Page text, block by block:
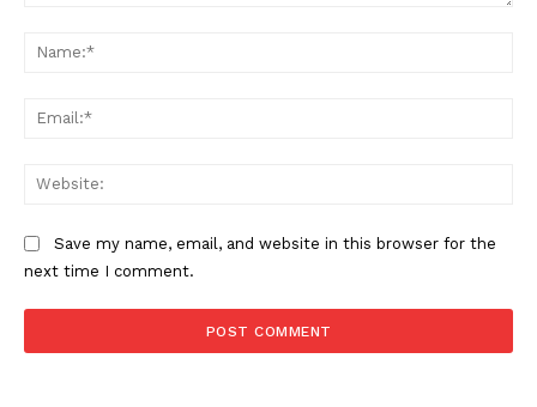
Save my name, email, and website in this browser for the
next time I comment.